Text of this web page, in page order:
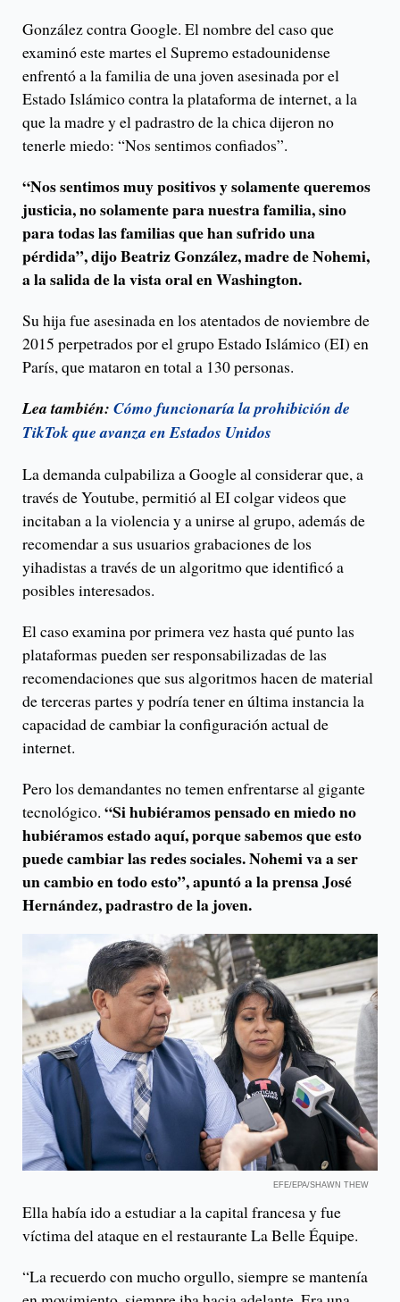
González contra Google. El nombre del caso que
examinó este martes el Supremo estadounidense
enfrentó a la familia de una joven asesinada por el
Estado Islámico contra la plataforma de internet, a la
que la madre y el padrastro de la chica dijeron no
tenerle miedo: “Nos sentimos confiados”.
“Nos sentimos muy positivos y solamente queremos
justicia, no solamente para nuestra familia, sino
para todas las familias que han sufrido una
pérdida”, dijo Beatriz González, madre de Nohemi,
a la salida de la vista oral en Washington.
Su hija fue asesinada en los atentados de noviembre de
2015 perpetrados por el grupo Estado Islámico (EI) en
París, que mataron en total a 130 personas.
Lea también: Cómo funcionaría la prohibición de
TikTok que avanza en Estados Unidos
La demanda culpabiliza a Google al considerar que, a
través de Youtube, permitió al EI colgar videos que
incitaban a la violencia y a unirse al grupo, además de
recomendar a sus usuarios grabaciones de los
yihadistas a través de un algoritmo que identificó a
posibles interesados.
El caso examina por primera vez hasta qué punto las
plataformas pueden ser responsabilizadas de las
recomendaciones que sus algoritmos hacen de material
de terceras partes y podría tener en última instancia la
capacidad de cambiar la configuración actual de
internet.
Pero los demandantes no temen enfrentarse al gigante
tecnológico. “Si hubiéramos pensado en miedo no
hubiéramos estado aquí, porque sabemos que esto
puede cambiar las redes sociales. Nohemi va a ser
un cambio en todo esto”, apuntó a la prensa José
Hernández, padrastro de la joven.
EFE/EPA/SHAWN THEW
Ella había ido a estudiar a la capital francesa y fue
víctima del ataque en el restaurante La Belle Équipe.
“La recuerdo con mucho orgullo, siempre se mantenía